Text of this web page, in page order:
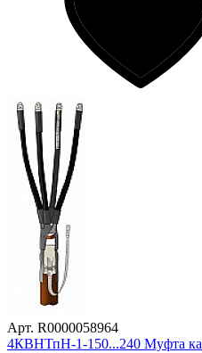
Арт. R0000058964
4КВНТпН-1-150...240 Муфта